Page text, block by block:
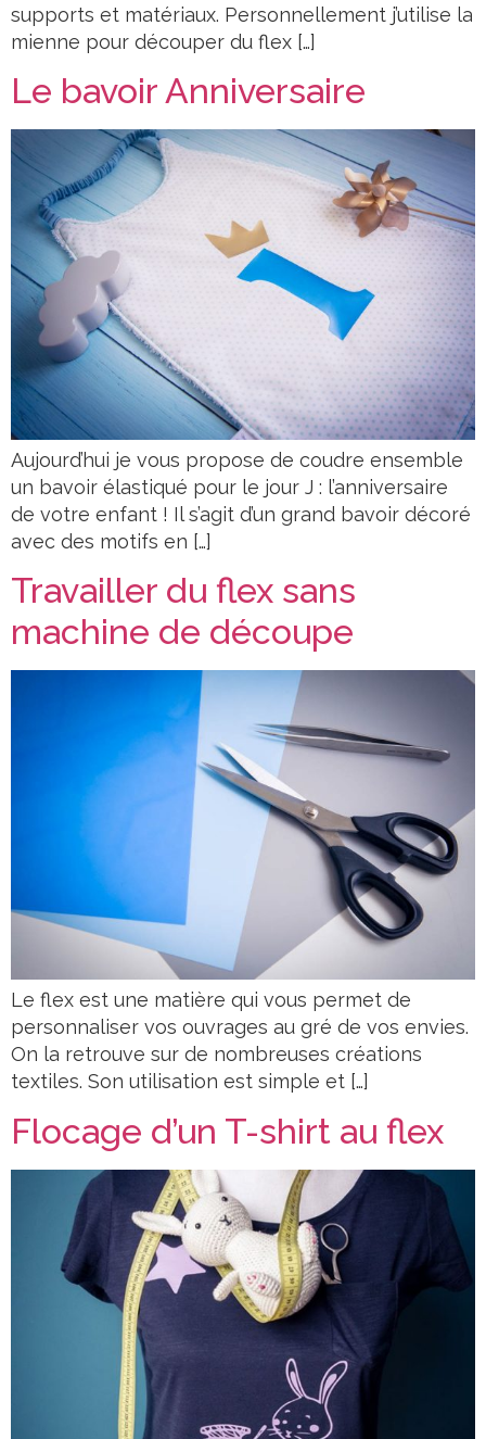
supports et matériaux. Personnellement j’utilise la
mienne pour découper du flex […]
Le bavoir Anniversaire
Aujourd’hui je vous propose de coudre ensemble
un bavoir élastiqué pour le jour J : l’anniversaire
de votre enfant ! Il s’agit d’un grand bavoir décoré
avec des motifs en […]
Travailler du flex sans
machine de découpe
Le flex est une matière qui vous permet de
personnaliser vos ouvrages au gré de vos envies.
On la retrouve sur de nombreuses créations
textiles. Son utilisation est simple et […]
Flocage d’un T-shirt au flex